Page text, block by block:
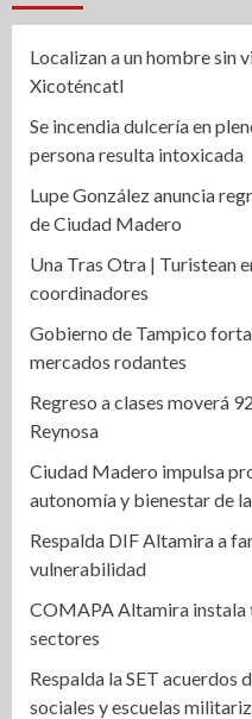
Localizan a un hombre sin
Xicoténcatl
Se incendia dulcería en
persona resulta intoxicada
Lupe González anuncia
de Ciudad Madero
Una Tras Otra | Turistean
coordinadores
Gobierno de Tampico
mercados rodantes
Regreso a clases moverá
Reynosa
Ciudad Madero impulsa
autonomía y bienestar de
Respalda DIF Altamira a
vulnerabilidad
COMAPA Altamira instala
sectores
Respalda la SET acuerdos
sociales y escuelas